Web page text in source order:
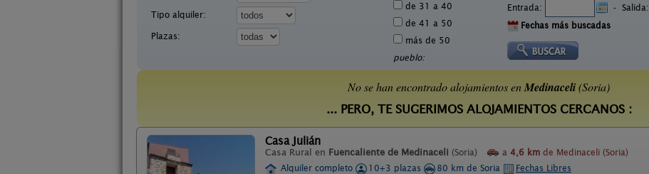
Tipo alquiler:
Plazas:
de 31 a 40
de 41 a 50
más de 50
pueblo:
Entrada:
- Salida:
Fechas más buscadas
No se han encontrado alojamientos enMedinaceli(Soria)
... PERO, TE SUGERIMOS ALOJAMIENTOS CERCANOS :
Casa Julián
Casa Rural en Fuencaliente de Medinaceli (Soria) a 4,6 km de Medinaceli (Soria)
Alquiler completo
10+3 plazas 80 km de Soria
Fechas Libres